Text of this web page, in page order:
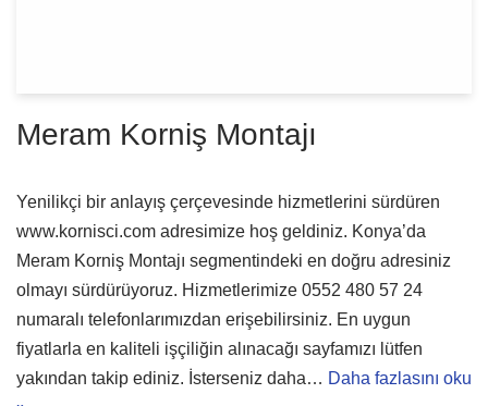
Meram Korniş Montajı
Yenilikçi bir anlayış çerçevesinde hizmetlerini sürdüren
www.kornisci.com adresimize hoş geldiniz. Konya’da
Meram Korniş Montajı segmentindeki en doğru adresiniz
olmayı sürdürüyoruz. Hizmetlerimize 0552 480 57 24
numaralı telefonlarımızdan erişebilirsiniz. En uygun
fiyatlarla en kaliteli işçiliğin alınacağı sayfamızı lütfen
yakından takip ediniz. İsterseniz daha… Daha fazlasını oku